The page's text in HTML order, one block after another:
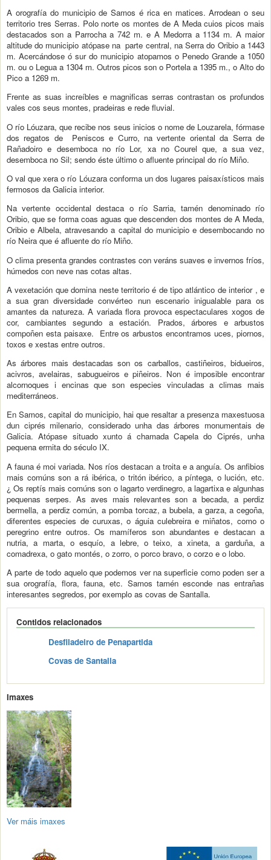
A orografía do municipio de Samos é rica en matices. Arrodean o seu
territorio tres Serras. Polo norte os montes de A Meda cuios picos mais
destacados son a Parrocha a 742 m. e A Medorra a 1134 m. A maior
altitude do municipio atópase na parte central, na Serra do Oribio a 1443
m. Acercándose ó sur do municipio atopamos o Penedo Grande a 1050
m. ou o Legua a 1304 m. Outros picos son o Portela a 1395 m., o Alto do
Pico a 1269 m.
Frente as suas increíbles e magnificas serras contrastan os profundos
vales cos seus montes, pradeiras e rede fluvial.
O río Lóuzara, que recibe nos seus inicios o nome de Louzarela, fórmase
dos regatos de Peniscos e Curro, na vertente oriental da Serra de
Rañadoiro e desemboca no río Lor, xa no Courel que, a sua vez,
desemboca no Sil; sendo éste último o afluente principal do río Miño.
O val que xera o río Lóuzara conforma un dos lugares paisaxísticos mais
fermosos da Galicia interior.
Na vertente occidental destaca o río Sarria, tamén denominado río
Oribio, que se forma coas aguas que descenden dos montes de A Meda,
Oribio e Albela, atravesando a capital do municipio e desembocando no
río Neira que é afluente do río Miño.
O clima presenta grandes contrastes con veráns suaves e invernos fríos,
húmedos con neve nas cotas altas.
A vexetación que domina neste territorio é de tipo atlántico de interior , e
a sua gran diversidade convérteo nun escenario inigualable para os
amantes da natureza. A variada flora provoca espectaculares xogos de
cor, cambiantes segundo a estación. Prados, árbores e arbustos
compoñen esta paisaxe. Entre os arbustos encontramos uces, piornos,
toxos e xestas entre outros.
As árbores mais destacadas son os carballos, castiñeiros, bidueiros,
acivros, avelairas, sabugueiros e piñeiros. Non é imposible encontrar
alcornoques i encinas que son especies vinculadas a climas mais
mediterráneos.
En Samos, capital do municipio, hai que resaltar a presenza maxestuosa
dun ciprés milenario, considerado unha das árbores monumentais de
Galicia. Atópase situado xunto á chamada Capela do Ciprés, unha
pequena ermita do século IX.
A fauna é moi variada. Nos ríos destacan a troita e a anguía. Os anfibios
mais comúns son a rá ibérica, o tritón ibérico, a píntega, o lución, etc.
¿ Os reptís mais comúns son o lagarto verdinegro, a lagartixa e algunhas
pequenas serpes. As aves mais relevantes son a becada, a perdiz
bermella, a perdiz común, a pomba torcaz, a bubela, a garza, a cegoña,
diferentes especies de curuxas, o águia culebreira e miñatos, como o
peregrino entre outros. Os mamíferos son abundantes e destacan a
nutria, a marta, o esquío, a lebre, o teixo, a xineta, a garduña, a
comadrexa, o gato montés, o zorro, o porco bravo, o corzo e o lobo.
A parte de todo aquelo que podemos ver na superficie como poden ser a
sua orografía, flora, fauna, etc. Samos tamén esconde nas entrañas
interesantes segredos, por exemplo as covas de Santalla.
Contidos relacionados
Desfiladeiro de Penapartida
Covas de Santalla
Imaxes
Ver máis imaxes